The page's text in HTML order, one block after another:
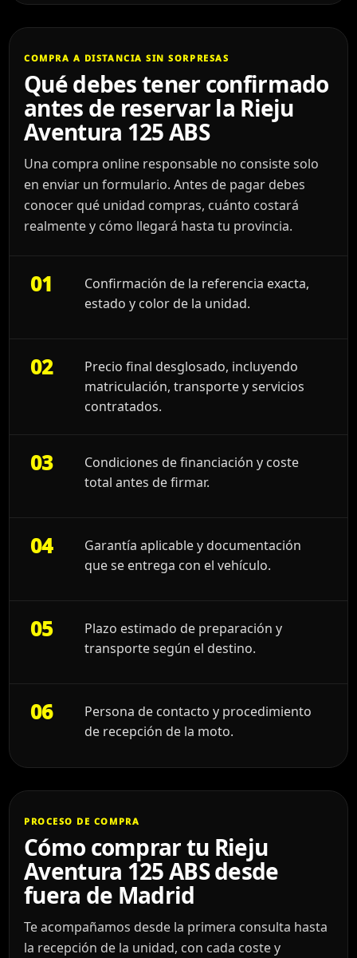
COMPRA A DISTANCIA SIN SORPRESAS
Qué debes tener confirmado
antes de reservar la Rieju
Aventura 125 ABS
Una compra online responsable no consiste solo
en enviar un formulario. Antes de pagar debes
conocer qué unidad compras, cuánto costará
realmente y cómo llegará hasta tu provincia.
01
Confirmación de la referencia exacta,
estado y color de la unidad.
02
Precio final desglosado, incluyendo
matriculación, transporte y servicios
contratados.
03
Condiciones de financiación y coste
total antes de firmar.
04
Garantía aplicable y documentación
que se entrega con el vehículo.
05
Plazo estimado de preparación y
transporte según el destino.
06
Persona de contacto y procedimiento
de recepción de la moto.
PROCESO DE COMPRA
Cómo comprar tu Rieju
Aventura 125 ABS desde
fuera de Madrid
Te acompañamos desde la primera consulta hasta
la recepción de la unidad, con cada coste y